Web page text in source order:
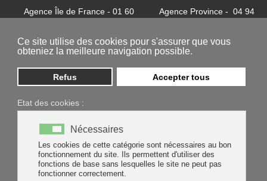
Ce site utilise des cookies pour s'assurer que vous
obteniez la meilleure navigation possible.
Refus Accepter tous
Etat des cookies :
Nécessaires
Les cookies de cette catégorie sont nécessaires au bon
fonctionnement du site. Ils permettent d'utiliser des
fonctions de base sans lesquelles le site ne peut pas
fonctionner correctement.
Agence Île de France - 01 60
contact@batycel.fr
Agence Province - 04 94
ENTRETIEN